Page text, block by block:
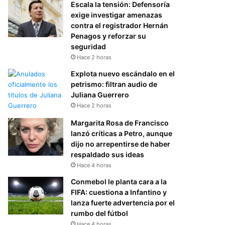
Escala la tensión: Defensoría
exige investigar amenazas
contra el registrador Hernán
Penagos y reforzar su
seguridad
Hace 2 horas
Explota nuevo escándalo en el
petrismo: filtran audio de
Juliana Guerrero
Hace 2 horas
Margarita Rosa de Francisco
lanzó críticas a Petro, aunque
dijo no arrepentirse de haber
respaldado sus ideas
Hace 4 horas
Conmebol le planta cara a la
FIFA: cuestiona a Infantino y
lanza fuerte advertencia por el
rumbo del fútbol